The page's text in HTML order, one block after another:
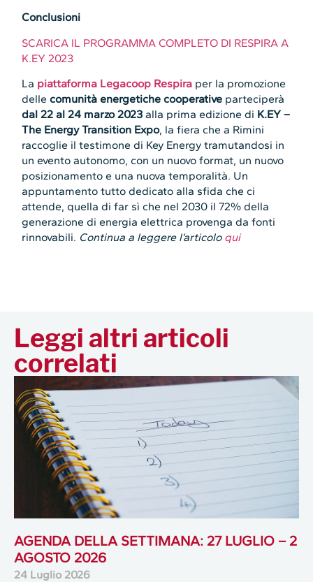
Conclusioni
SCARICA IL PROGRAMMA COMPLETO DI RESPIRA A
K.EY 2023
La piattaforma Legacoop Respira per la promozione
dellecomunità energetiche cooperative parteciperà
dal 22 al 24 marzo 2023 alla prima edizione di K.EY –
The Energy Transition Expo, la fiera che a Rimini
raccoglie il testimone di Key Energy tramutandosi in
un evento autonomo, con un nuovo format, un nuovo
posizionamento e una nuova temporalità. Un
appuntamento tutto dedicato alla sfida che ci
attende, quella di far sì che nel 2030 il 72% della
generazione di energia elettrica provenga da fonti
rinnovabili. Continua a leggere l’articolo qui
Leggi altri articoli
correlati
AGENDA DELLA SETTIMANA: 27 LUGLIO – 2
AGOSTO 2026
24 Luglio 2026